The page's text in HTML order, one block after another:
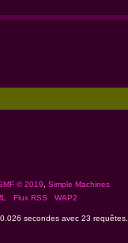
© 2019
Simple Machines
Flux RSS WAP2
secondes avec 23 requêtes.